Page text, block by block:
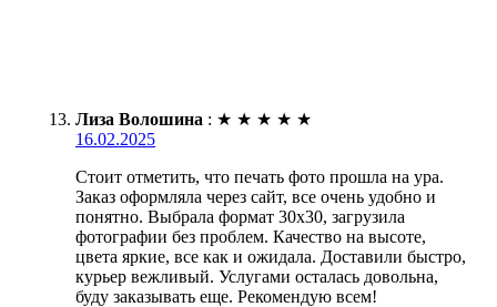
Лиза Волошина : ★ ★ ★ ★ ★
16.02.2025
Стоит отметить, что печать фото прошла на ура.
Заказ оформляла через сайт, все очень удобно и
понятно. Выбрала формат 30х30, загрузила
фотографии без проблем. Качество на высоте,
цвета яркие, все как и ожидала. Доставили быстро,
курьер вежливый. Услугами осталась довольна,
буду заказывать еще. Рекомендую всем!